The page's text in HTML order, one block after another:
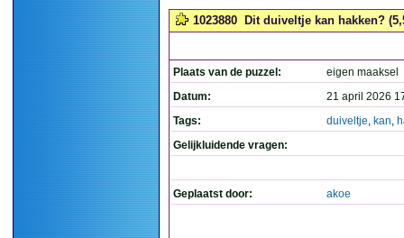
1023880 Dit duiveltje kan hakken?
Plaats van de puzzel:
eigen maaksel
Datum:
21 april 2026
Tags:
duiveltje, kan,
Gelijkluidende vragen:
Geplaatst door: akoe